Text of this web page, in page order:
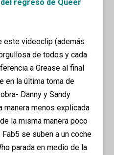
regreso de Queer
este videoclip (además
de todos y cada
a Grease al final
en la última toma de
Danny y Sandy
manera menos explicada
la misma manera poco
se suben a un coche
parada en medio de la